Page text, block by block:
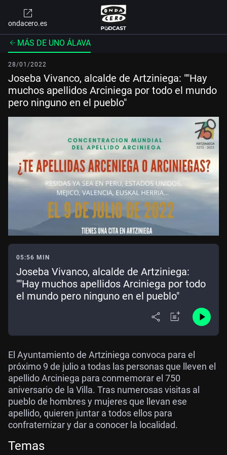
ondacero.es
MÁS DE UNO ÁLAVA
28/01/2022
Joseba Vivanco, alcalde de Artziniega: ""Hay
muchos apellidos Arciniega por todo el mundo
pero ninguno en el pueblo"
05:56 MIN
Joseba Vivanco, alcalde de Artziniega:
""Hay muchos apellidos Arciniega por todo
el mundo pero ninguno en el pueblo"
El Ayuntamiento de Artziniega convoca para el
próximo 9 de julio a todas las personas que lleven el
apellido Arciniega para conmemorar el 750
aniversario de la Villa. Tras numerosas visitas al
pueblo de hombres y mujeres que llevan ese
apellido, quieren juntar a todos ellos para
confraternizar y dar a conocer la localidad.
Temas